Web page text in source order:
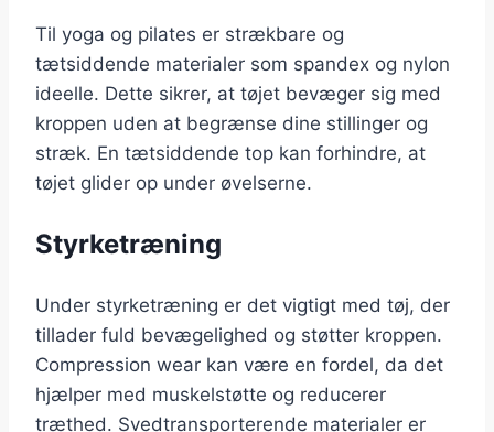
Til yoga og pilates er strækbare og
tætsiddende materialer som spandex og nylon
ideelle. Dette sikrer, at tøjet bevæger sig med
kroppen uden at begrænse dine stillinger og
stræk. En tætsiddende top kan forhindre, at
tøjet glider op under øvelserne.
Styrketræning
Under styrketræning er det vigtigt med tøj, der
tillader fuld bevægelighed og støtter kroppen.
Compression wear kan være en fordel, da det
hjælper med muskelstøtte og reducerer
træthed. Svedtransporterende materialer er